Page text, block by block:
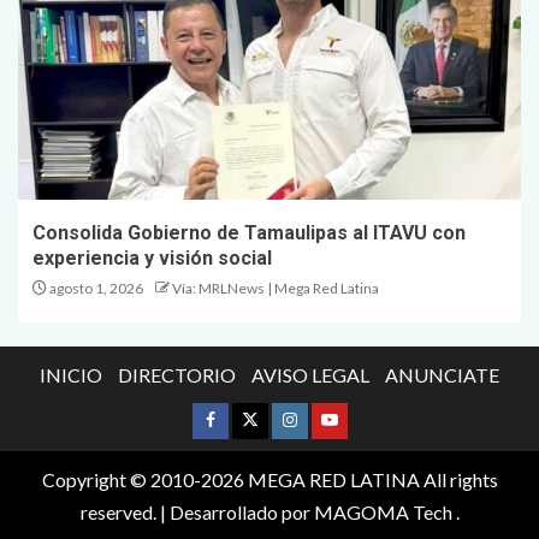
Consolida Gobierno de Tamaulipas al ITAVU con
experiencia y visión social
agosto 1, 2026 Vía: MRLNews | Mega Red Latina
INICIO DIRECTORIO AVISO LEGAL ANUNCIATE
Copyright © 2010-2026 MEGA RED LATINA All rights
reserved. | Desarrollado por MAGOMA Tech.